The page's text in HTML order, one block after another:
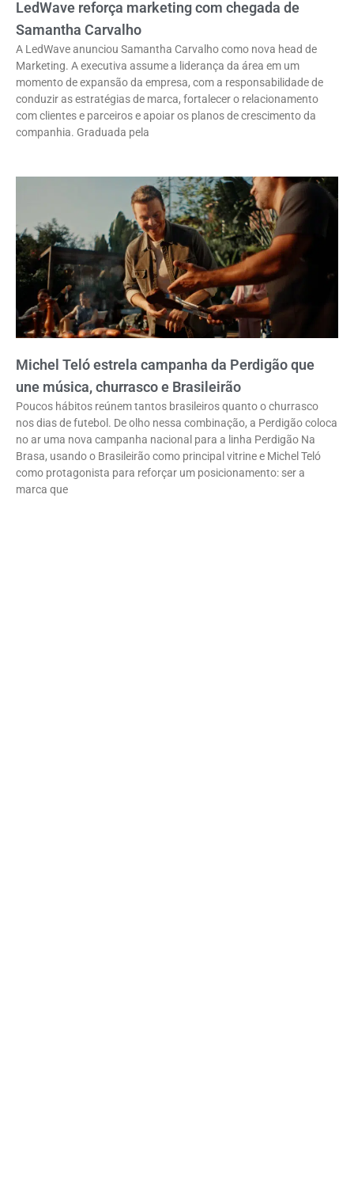
LedWave reforça marketing com chegada de
Samantha Carvalho
A LedWave anunciou Samantha Carvalho como nova head de
Marketing. A executiva assume a liderança da área em um
momento de expansão da empresa, com a responsabilidade de
conduzir as estratégias de marca, fortalecer o relacionamento
com clientes e parceiros e apoiar os planos de crescimento da
companhia. Graduada pela
Michel Teló estrela campanha da Perdigão que
une música, churrasco e Brasileirão
Poucos hábitos reúnem tantos brasileiros quanto o churrasco
nos dias de futebol. De olho nessa combinação, a Perdigão coloca
no ar uma nova campanha nacional para a linha Perdigão Na
Brasa, usando o Brasileirão como principal vitrine e Michel Teló
como protagonista para reforçar um posicionamento: ser a
marca que